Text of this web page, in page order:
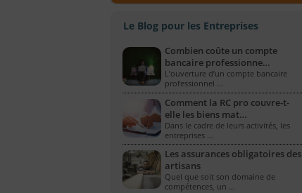
Le Blog pour les Entreprises
Combien coûte un compte
bancaire professionne…
L’ouverture d’un compte bancaire
professionnel …
Comment la RC pro couvre-t-
elle les biens mat…
Dans le cadre de leurs activités, les
entreprises …
Les assurances obligatoires des
artisans
Quel que soit son domaine de
compétences, un …